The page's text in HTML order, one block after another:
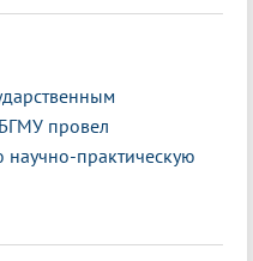
провел
практическую